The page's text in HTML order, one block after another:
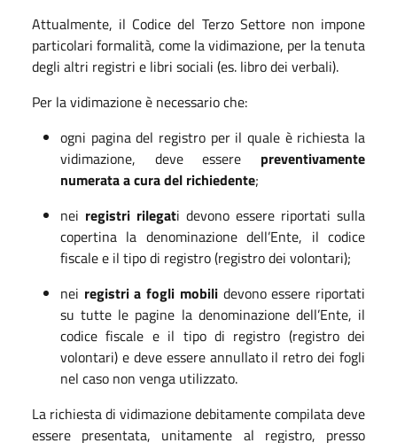
Attualmente, il Codice del Terzo Settore non impone
particolari formalità, come la vidimazione, per la tenuta
degli altri registri e libri sociali (es. libro dei verbali).
Per la vidimazione è necessario che:
ogni pagina del registro per il quale è richiesta la
vidimazione, deve essere preventivamente
numerata a cura del richiedente;
nei registri rilegati devono essere riportati sulla
copertina la denominazione dell’Ente, il codice
fiscale e il tipo di registro (registro dei volontari);
nei registri a fogli mobili devono essere riportati
su tutte le pagine la denominazione dell’Ente, il
codice fiscale e il tipo di registro (registro dei
volontari) e deve essere annullato il retro dei fogli
nel caso non venga utilizzato.
La richiesta di vidimazione debitamente compilata deve
essere presentata, unitamente al registro, presso